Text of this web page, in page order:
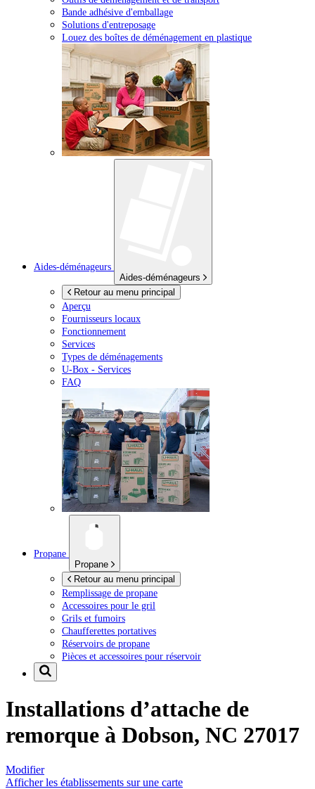
Bande adhésive d'emballage
Solutions d'entreposage
Louez des boîtes de déménagement en plastique
Aides-déménageurs
Aides-déménageurs
Retour au menu principal
Aperçu
Fournisseurs locaux
Fonctionnement
Services
Types de déménagements
U-Box - Services
FAQ
Propane
Propane
Retour au menu principal
Remplissage de propane
Accessoires pour le gril
Grils et fumoirs
Chaufferettes portatives
Réservoirs de propane
Pièces et accessoires pour réservoir
Installations d’attache de
remorque à Dobson, NC 27017
Modifier
Afficher les établissements sur une carte